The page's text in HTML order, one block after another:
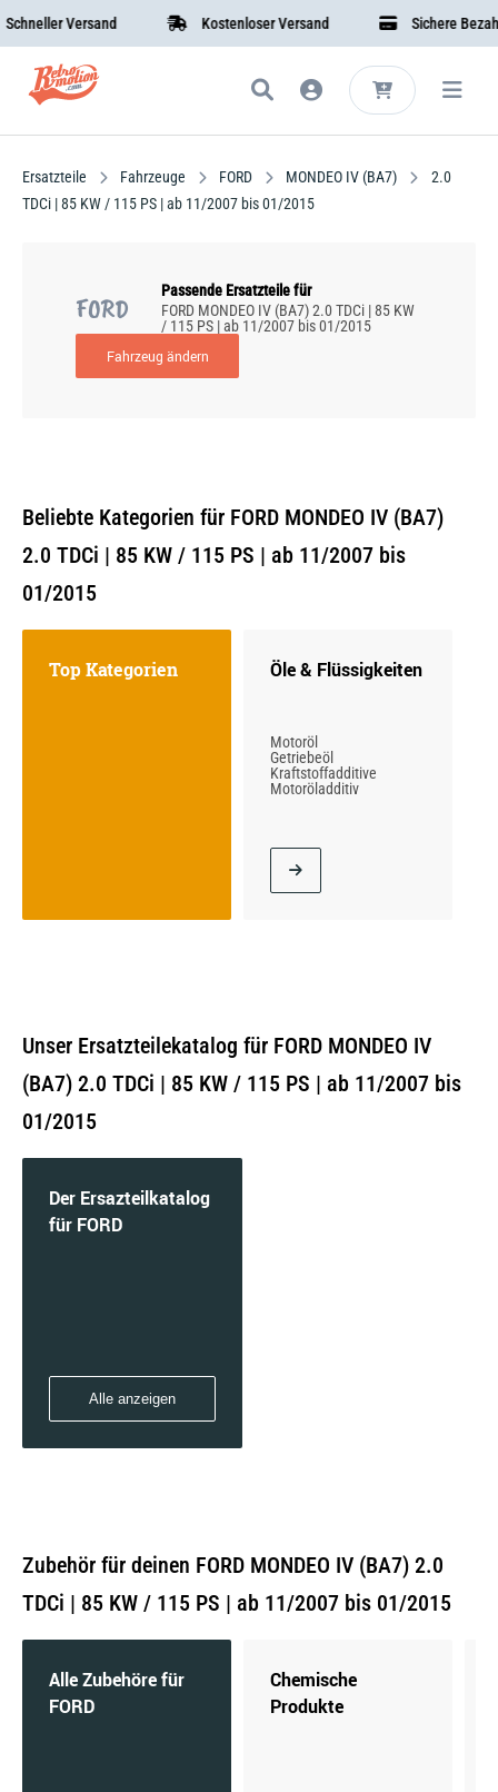
Versand Kostenloser Versand Sichere
Ersatzteile Fahrzeuge FORD MONDEO IV (BA7)
2.0
TDCi | 85 KW / 115 PS | ab 11/2007 bis 01/2015
FORD
Passende Ersatzteile für
FORD MONDEO IV (BA7) 2.0 TDCi | 85 KW
/ 115 PS | ab 11/2007 bis 01/2015
Fahrzeug ändern
Beliebte Kategorien für FORD MONDEO IV (BA7)
2.0 TDCi | 85 KW / 115 PS | ab 11/2007 bis
01/2015
Top Kategorien Öle & Flüssigkeiten
Motoröl
Getriebeöl
Kraftstoffadditive
Motoröladditiv
Unser Ersatzteilekatalog für FORD MONDEO IV
(BA7) 2.0 TDCi | 85 KW / 115 PS | ab 11/2007 bis
01/2015
Der Ersazteilkatalog
für FORD
Alle anzeigen
Zubehör für deinen FORD MONDEO IV (BA7) 2.0
TDCi | 85 KW / 115 PS | ab 11/2007 bis 01/2015
Alle Zubehöre für
FORD
Chemische
Produkte